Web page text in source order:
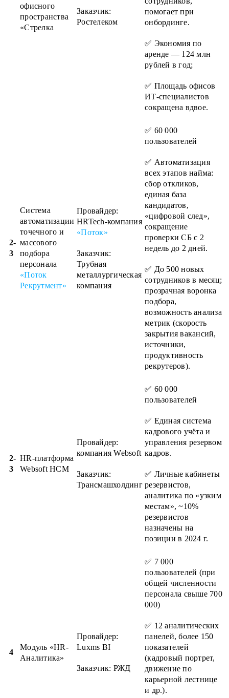
офисного
пространства
«Стрелка
Заказчик:
Ростелеком
помогает при
онбординге.
✅ Экономия по
аренде — 124 млн
рублей в год;
✅ Площадь офисов
ИТ-специалистов
сокращена вдвое.
2-
3
Система
автоматизации
точечного и
массового
подбора
персонала
«Поток
Рекрутмент»
Провайдер:
HRTech-компания
«Поток»
Заказчик:
Трубная
металлургическая
компания
✅ 60 000
пользователей
✅ Автоматизация
всех этапов найма:
сбор откликов,
единая база
кандидатов,
«цифровой след»,
сокращение
проверки СБ с 2
недель до 2 дней.
✅ До 500 новых
сотрудников в месяц;
прозрачная воронка
подбора,
возможность анализа
метрик (скорость
закрытия вакансий,
источники,
продуктивность
рекрутеров).
2-
3
HR-платформа
Websoft HCM
Провайдер:
компанияWebsoft
Заказчик:
Трансмашхолдинг
✅ 60 000
пользователей
✅ Единая система
кадрового учёта и
управления резервом
кадров.
✅ Личные кабинеты
резервистов,
аналитика по «узким
местам», ~10%
резервистов
назначены на
позиции в 2024 г.
4
Модуль «HR-
Аналитика»
Провайдер:
Luxms BI
Заказчик: РЖД
✅ 7 000
пользователей (при
общей численности
персонала свыше 700
000)
✅ 12 аналитических
панелей, более 150
показателей
(кадровый портрет,
движение по
карьерной лестнице
и др.).